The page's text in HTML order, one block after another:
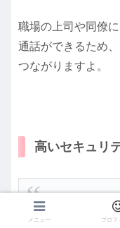
職場の上司や同僚
通話ができるため
つながりますよ。
高いセキュリ
残業ゼロも夢で
作業効率向上ツ
メニュー プロフ